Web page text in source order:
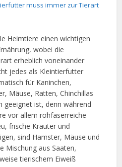
muss immer zur Tierart
Heimtiere einen wichtigen
wobei die
erheblich voneinander
jedes als Kleintierfutter
für Kaninchen,
Mäuse, Ratten, Chinchillas
geeignet ist, denn während
vor allem rohfaserreiche
frische Kräuter und
sind Hamster, Mäuse und
Mischung aus Saaten,
tierischem Eiweiß